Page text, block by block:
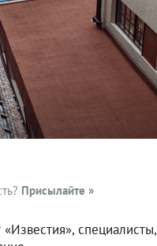
Присылайте »
специалисты,